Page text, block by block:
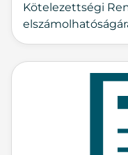
Kötelezettségi